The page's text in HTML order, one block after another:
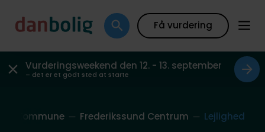
Få vurdering
Vurderingsweekend den 12. - 13. september
– det er et godt sted at starte
Kommune Frederikssund Centrum Lejlighed